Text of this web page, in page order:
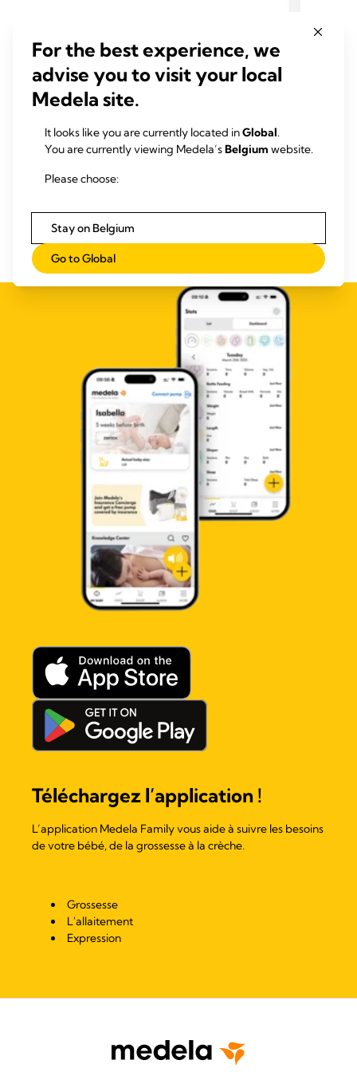
s
e
s
Parcourir tous les articles
Téléchargez l’application !
L’application Medela Family vous aide à suivre les besoins
de votre bébé, de la grossesse à la crèche.
Grossesse
L'allaitement
Expression
For the best experience, we
advise you to visit your local
Medela site.
It looks like you are currently located inGlobal.
You are currently viewing Medela’sBelgium website.
Please choose:
Stay on Belgium
Go to Global